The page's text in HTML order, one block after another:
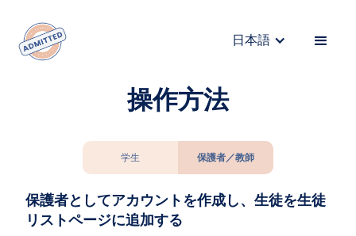
日本語
操作方法
学生 保護者／教師
保護者としてアカウントを作成し、生徒を生徒
リストページに追加する